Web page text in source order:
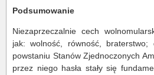
Podsumowanie
Niezaprzeczalnie cech
jak: wolność, równość, braterstwo;
powstaniu Stanów Zjednoczonych
przez niego hasła stały się